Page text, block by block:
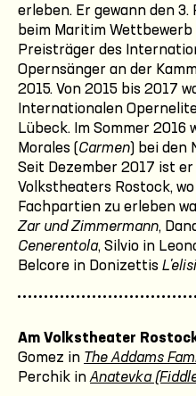
erleben. Er gewann den
beim Maritim
Preisträger des
Opernsänger an der
2015. Von 2015 bis 2017
Internationalen
Lübeck. Im Sommer 2016
Morales (Carmen) bei den
Seit Dezember 2017 ist
Volkstheaters Rostock,
Fachpartien zu erleben
Zar und Zimmermann,
Cenerentola, Silvio in
Belcore in Donizettis
Am Volkstheater
Gomez in The Addams
Perchik in Anatevka